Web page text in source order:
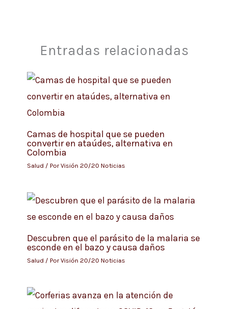
Entradas relacionadas
Camas de hospital que se pueden
convertir en ataúdes, alternativa en
Colombia
Salud / PorVisión 20/20 Noticias
Descubren que el parásito de la malaria se
esconde en el bazo y causa daños
Salud / PorVisión 20/20 Noticias